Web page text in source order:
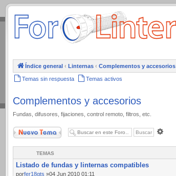
.
Índice general ‹ Linternas ‹ Complementos y accesorios
Temas sin respuesta Temas activos
Complementos y accesorios
Fundas, difusores, fijaciones, control remoto, filtros, etc.
Nuevo Tema
TEMAS
Listado de fundas y linternas compatibles
porfer18gts »04 Jun 2010 01:11